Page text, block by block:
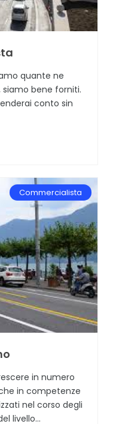
quante ne
bene forniti.
conto sin
Commercialista
in numero
in competenze
nel corso degli
livello...